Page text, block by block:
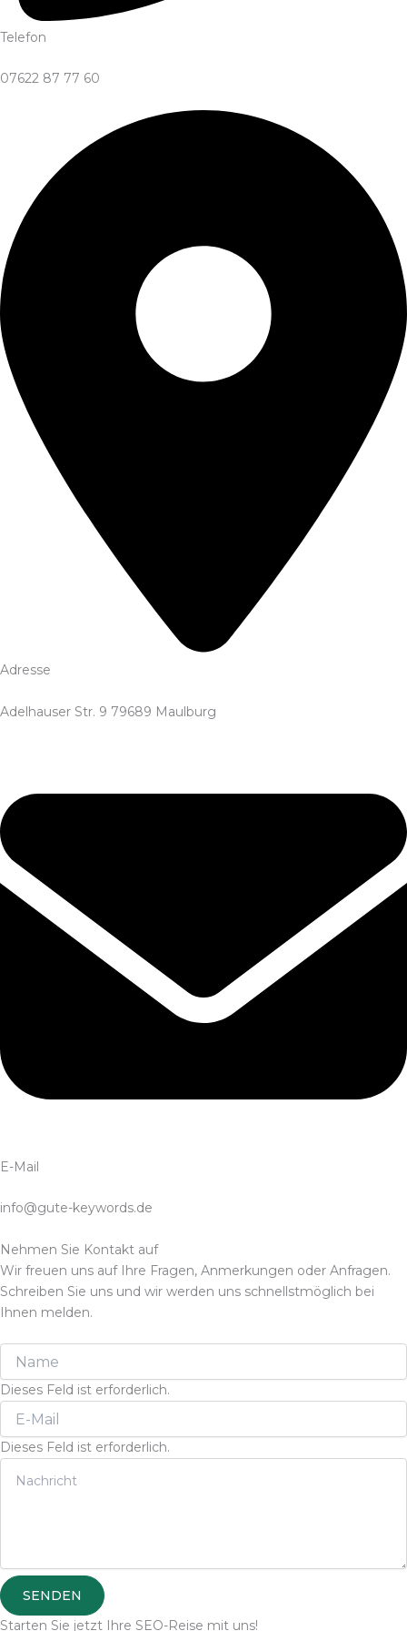
Telefon
07622 87 77 60
Adresse
Adelhauser Str. 9 79689 Maulburg
E-Mail
info@gute-keywords.de
Nehmen Sie Kontakt auf
Wir freuen uns auf Ihre Fragen, Anmerkungen oder Anfragen.
Schreiben Sie uns und wir werden uns schnellstmöglich bei
Ihnen melden.
Dieses Feld ist erforderlich.
Dieses Feld ist erforderlich.
SENDEN
Starten Sie jetzt Ihre SEO-Reise mit uns!